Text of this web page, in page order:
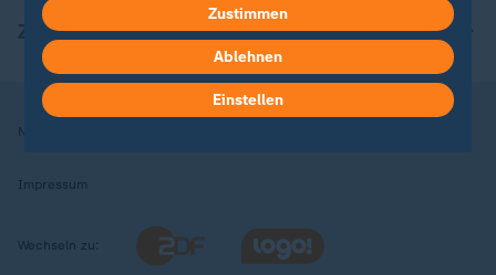
ZDFheute Apps
Nutzungsbedingungen
Impressum
Wechseln zu:
kannst du jederzeit mit Wirkung für die Zukunft
in deinen Einstellungen widerrufen oder ändern.
Hier findest du das Impressum.
Weitere Informationen findest du in unserer
Zustimmen
Ablehnen
Einstellen